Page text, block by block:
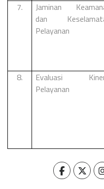
7.
Jaminan
dan
Pelayanan
8.
Evaluasi
Pelayanan